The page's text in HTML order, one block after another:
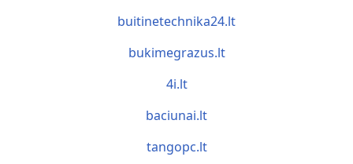
buitinetechnika24.lt
bukimegrazus.lt
4i.lt
baciunai.lt
tangopc.lt